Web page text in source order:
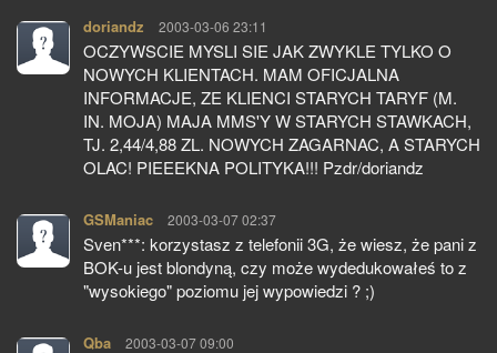
doriandz pisze:
2003-03-06 23:11
OCZYWSCIE MYSLI SIE JAK ZWYKLE TYLKO O
NOWYCH KLIENTACH. MAM OFICJALNA
INFORMACJE, ZE KLIENCI STARYCH TARYF (M.
IN. MOJA) MAJA MMS'Y W STARYCH STAWKACH,
TJ. 2,44/4,88 ZL. NOWYCH ZAGARNAC, A STARYCH
OLAC! PIEEEKNA POLITYKA!!! Pzdr/doriandz
GSManiac pisze:
2003-03-07 02:37
Sven***: korzystasz z telefonii 3G, że wiesz, że pani z
BOK-u jest blondyną, czy może wydedukowałeś to z
"wysokiego" poziomu jej wypowiedzi ? ;)
Qba pisze:
2003-03-07 09:00